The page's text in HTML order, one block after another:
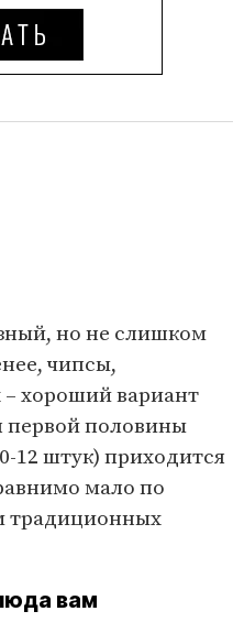
но не слишком
чипсы,
хороший вариант
первой половины
12 штук) приходится
мало по
традиционных
вам